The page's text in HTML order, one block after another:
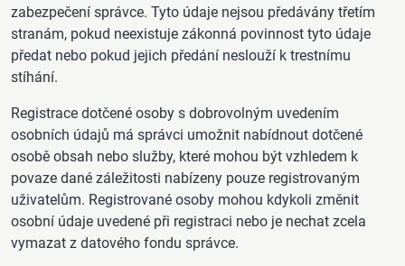
zabezpečení správce. Tyto údaje nejsou předávány třetím
stranám, pokud neexistuje zákonná povinnost tyto údaje
předat nebo pokud jejich předání neslouží k trestnímu
stíhání.
Registrace dotčené osoby s dobrovolným uvedením
osobních údajů má správci umožnit nabídnout dotčené
osobě obsah nebo služby, které mohou být vzhledem k
povaze dané záležitosti nabízeny pouze registrovaným
uživatelům. Registrované osoby mohou kdykoli změnit
osobní údaje uvedené při registraci nebo je nechat zcela
vymazat z datového fondu správce.